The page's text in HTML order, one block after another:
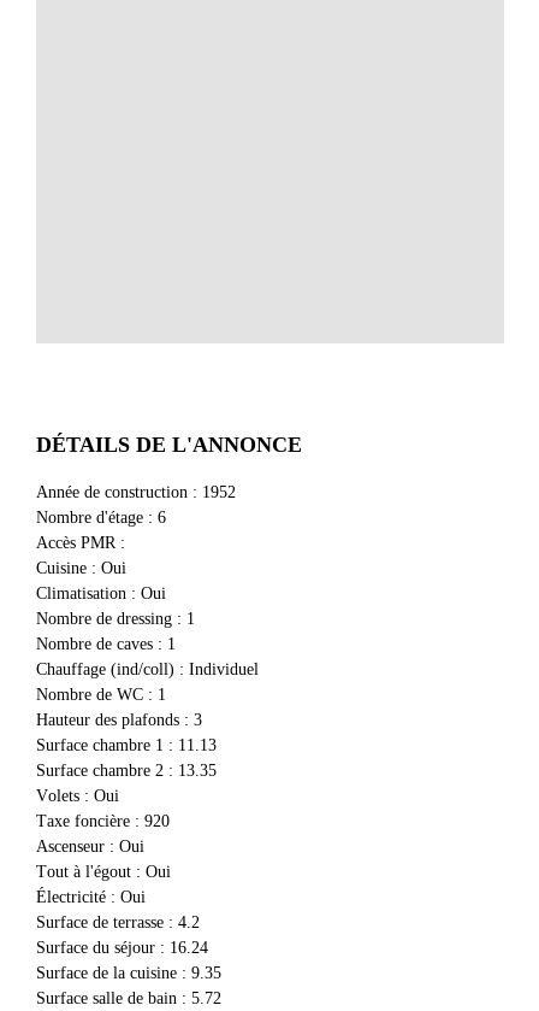
DÉTAILS DE L'ANNONCE
Année de construction : 1952
Nombre d'étage: 6
Accès PMR :
Cuisine: Oui
Climatisation : Oui
Nombre de dressing: 1
Nombre de caves: 1
Chauffage (ind/coll) : Individuel
Nombre de WC: 1
Hauteur des plafonds: 3
Surface chambre 1 : 11.13
Surface chambre 2 : 13.35
volets: Oui
Taxe foncière: 920
Ascenseur: Oui
Tout à l'égout: Oui
Électricité: Oui
Surface de terrasse: 4.2
Surface du séjour: 16.24
Surface de la cuisine: 9.35
Surface salle de bain : 5.72